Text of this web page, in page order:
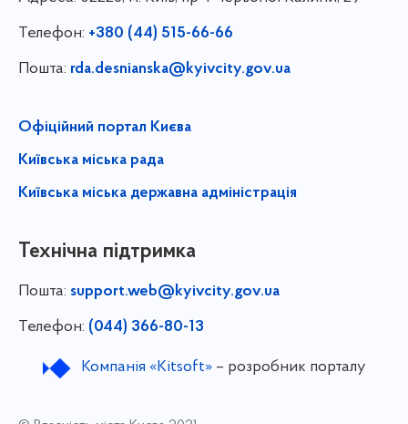
Телефон: +380 (44) 515-66-66
Пошта: rda.desnianska@kyivcity.gov.ua
Офіційний портал Києва
Київська міська рада
Київська міська державна адміністрація
Технічна підтримка
Пошта: support.web@kyivcity.gov.ua
Телефон: (044) 366-80-13
Компанія «Kitsoft»– розробник порталу